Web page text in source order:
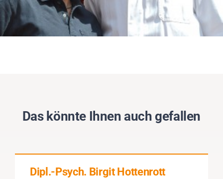
Das könnte Ihnen auch gefallen
Dipl.-Psych. Birgit Hottenrott